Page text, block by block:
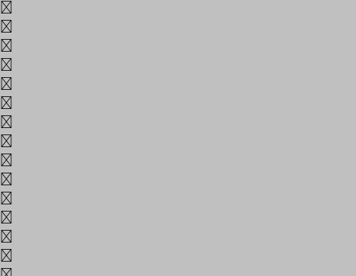
묽
미
민
및
밑
바
반
밝
방
배
법
벨
변
별